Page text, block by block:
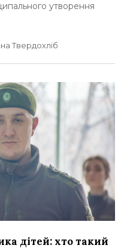
утворення
Твердохліб
дітей: хто такий